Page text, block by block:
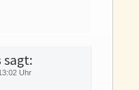
sagt:
Uhr